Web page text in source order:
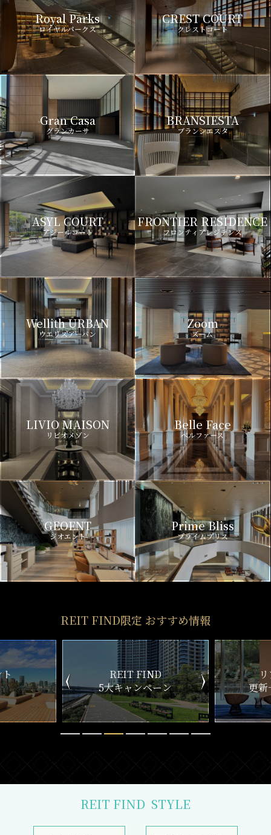
Royal Parks
ロイヤルパークス
CREST COURT
クレストコート
Gran Casa
グランカーサ
BRANSIESTA
ブランシエスタ
ASYL COURT
アジールコート
FRONTIER RESIDENCE
フロンティアレジデンス
Wellith URBAN
ウエリスアーバン
Zoom
ズーム
LIVIO MAISON
リビオメゾン
Belle Face
ベルファース
GEOENT
ジオエント
Prime Bliss
プライムブリス
REIT FIND限定 おすすめ情報
ン
リアルタイム
更新一覧チェック
新
REIT FIND STYLE